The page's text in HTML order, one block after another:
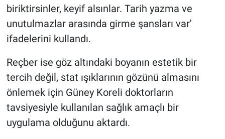
biriktirsinler, keyif alsınlar. Tarih yazma ve
unutulmazlar arasında girme şansları var'
ifadelerini kullandı.
Reçber ise göz altındaki boyanın estetik bir
tercih değil, stat ışıklarının gözünü almasını
önlemek için Güney Koreli doktorların
tavsiyesiyle kullanılan sağlık amaçlı bir
uygulama olduğunu aktardı.